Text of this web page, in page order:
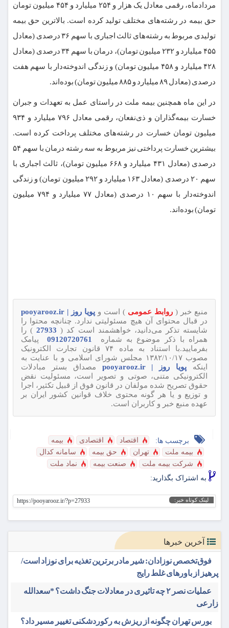
مردادماه، رقمی معادل یک هزار و ۲۵۴ میلیارد و ۴۵۴ میلیون تومان
حق بیمه در رشته‌های مختلف تولید کرده است. بالاترین حق بیمه
تولیدی مربوط به رشته‌های ثالث اجباری با سهم ۳۶ درصدی (معادل
۴۵۵ میلیارد و ۲۳۲ میلیون تومان)، درمان با سهم ۳۴ درصدی (معادل
۴۲۸ میلیارد و ۴۵۸ میلیون تومان) و زندگی اندوخته‌دار با سهم هفت
درصدی (معادل ۸۹ میلیارد و ۸۸۵ میلیون تومان) بوده‌اند.
در این ماه همچنین بیمه ملت در راستای عمل به تعهدات و جبران
خسارت بیمه‌گذاران و ذی‌نفعان، رقمی معادل ۷۹۶ میلیارد و ۹۳۴
میلیون تومان خسارت در رشته‌های مختلف پرداخت کرده است.
بیشترین خسارت پرداختی نیز مربوط به سه رشته درمان با سهم ۵۴
درصدی (معادل ۴۳۱ میلیارد و ۶۶۸ میلیون تومان)، ثالث اجباری با
سهم ۲۰ درصدی (معادل ۱۶۳ میلیارد و ۲۹۲ میلیون تومان) و زندگی
اندوخته‌دار با سهم ۱۰ درصدی (معادل ۷۷ میلیارد و ۷۹۴ میلیون
تومان) بوده‌اند.
منبع خبر ( روابط عمومی ) است و پویا روز | pooyarooz.ir
در قبال محتوای آن هیچ مسئولیتی ندارد. چنانچه محتوا را
شایسته تذکر می‌دانید، خواهشمند است کد (27933
) را
همراه با ذکر موضوع به شماره
پیامک
بفرمایید.با استناد به ماده ۷۴ قانون تجارت الکترونیک
مصوب ۱۳۸۲/۱۰/۱۷ مجلس شورای اسلامی و با عنایت به
اینکه پویا روز | pooyarooz.ir
مصداق بستر مبادلات
الکترونیکی متنی، صوتی و تصویر است، مسئولیت نقض
حقوق تصریح شده مولفان در قانون فوق از قبیل تکثیر، اجرا
و توزیع و یا هر گونه محتوی خلاف قوانین کشور ایران بر
عهده منبع خبر و کاربران است.
برچسب ها: اقتصاد اقتصادی
بیمه
بیمه ملت
تهران حق بیمه
سامانه کدال
شرکت بیمه ملت
صنعت بیمه
نماد ملت
به اشتراک بگذارید:
لینک کوتاه خبر: https://pooyarooz.ir/?p=27933
آخرین خبرها
فوق‌تخصص نوزادان: شیر مادر برترین تغذیه برای نوزاد است/
پرهیز از باورهای غلط رایج
عملیات نصر ۲ چه تاثیری در معادلات جنگ داشت؟ *سعدالله
زارعی
بورس تهران چگونه از ریزش به رکوردشکنی تغییر مسیر داد؟